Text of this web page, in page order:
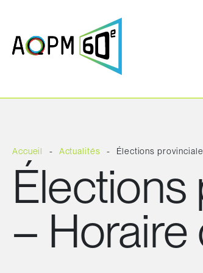
Accueil Actualités Élections
Élections
– Horaire